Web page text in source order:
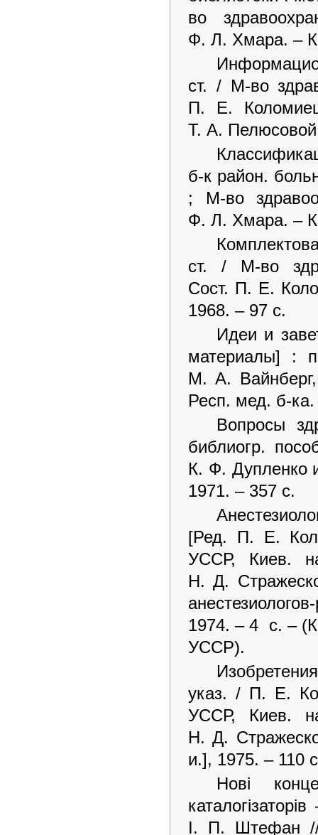
во
Ф. Л. Хмара. –
ст. / М-во
П. Е.
Т. А.
б-к район.
; М-во
Ф. Л. Хмара. –
ст. / М-во
Сост. П. Е.
1968. – 97 с.
Идеи и
материалы] :
М. А.
Респ. мед. б-
Вопросы
библиогр.
К. Ф. Дупленко
1971. – 357 с.
[Ред. П. Е.
УССР, Киев.
Н. Д.
1974. – 4 с. –
УССР).
указ. / П. Е.
УССР, Киев.
Н. Д.
и.], 1975. – 110
Нові
І. П. Штефан //